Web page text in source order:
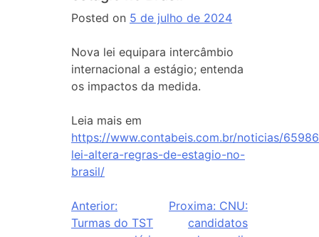
Posted on 5 de julho de 2024
Nova lei equipara intercâmbio
internacional a estágio; entenda
os impactos da medida.
Leia mais em
https://www.contabeis.com.br/noticias/
lei-altera-regras-de-estagio-no-
brasil/
Anterior:
Turmas do TST
Proxima: CNU:
candidatos